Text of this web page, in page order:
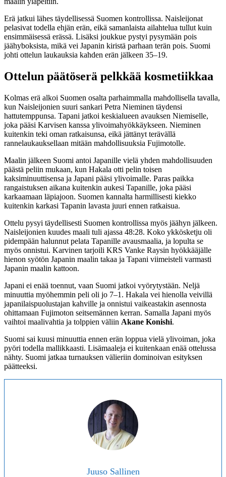
Erä jatkui lähes täydellisessä Suomen kontrollissa. Naisleijonat
pelasivat todella ehjän erän, eikä samanlaista ailahtelua tullut kuin
ensimmäisessä erässä. Lisäksi joukkue pystyi pysymään pois
jäähyboksista, mikä vei Japanin kiristä parhaan terän pois. Suomi
johti ottelun laukauksia kahden erän jälkeen 35–19.
Ottelun päätöserä pelkkää kosmetiikkaa
Kolmas erä alkoi Suomen osalta parhaimmalla mahdollisella tavalla,
kun Naisleijonien suuri sankari Petra Nieminen täydensi
hattutemppunsa. Tapani jatkoi keskialueen avauksen Niemiselle,
joka pääsi Karvisen kanssa ylivoimahyökkäykseen. Nieminen
kuitenkin teki oman ratkaisunsa, eikä jättänyt terävällä
rannelaukauksellaan mitään mahdollisuuksia Fujimotolle.
Maalin jälkeen Suomi antoi Japanille vielä yhden mahdollisuuden
päästä peliin mukaan, kun Hakala otti pelin toisen
kaksiminuuttisensa ja Japani pääsi ylivoimalle. Paras paikka
rangaistuksen aikana kuitenkin aukesi Tapanille, joka pääsi
karkaamaan läpiajoon. Suomen kannalta harmillisesti kiekko
kuitenkin karkasi Tapanin lavasta juuri ennen ratkaisua.
Ottelu pysyi täydellisesti Suomen kontrollissa myös jäähyn jälkeen.
Naisleijonien kuudes maali tuli ajassa 48:28. Koko ykkösketju oli
pidempään halunnut pelata Tapanille avausmaalia, ja lopulta se
myös onnistui. Karvinen tarjoili KRS Vanke Raysin hyökkääjälle
hienon syötön Japanin maalin takaa ja Tapani viimeisteli varmasti
Japanin maalin kattoon.
Japani ei enää toennut, vaan Suomi jatkoi vyörytystään. Neljä
minuuttia myöhemmin peli oli jo 7–1. Hakala vei hienolla veivillä
japanilaispuolustajan kahville ja onnistui vaikeastakin asennosta
ohittamaan Fujimoton seitsemännen kerran. Samalla Japani myös
vaihtoi maalivahtia ja tolppien väliin Akane Konishi.
Suomi sai kuusi minuuttia ennen erän loppua vielä ylivoiman, joka
pyöri todella mallikkaasti. Lisämaaleja ei kuitenkaan enää ottelussa
nähty. Suomi jatkaa turnauksen välieriin dominoivan esityksen
päätteeksi.
Juuso Sallinen